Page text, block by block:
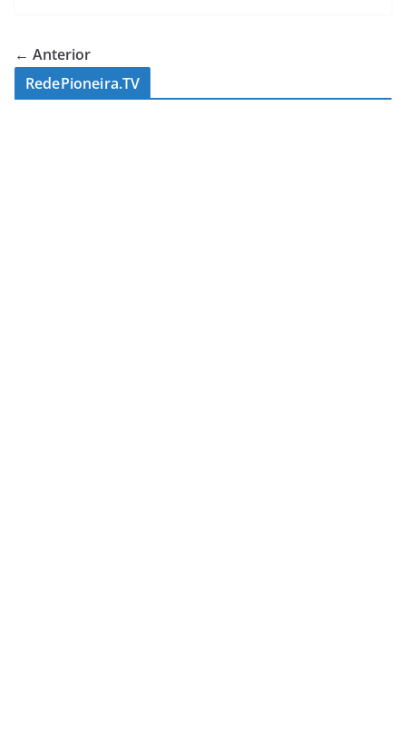
← Anterior
RedePioneira.TV